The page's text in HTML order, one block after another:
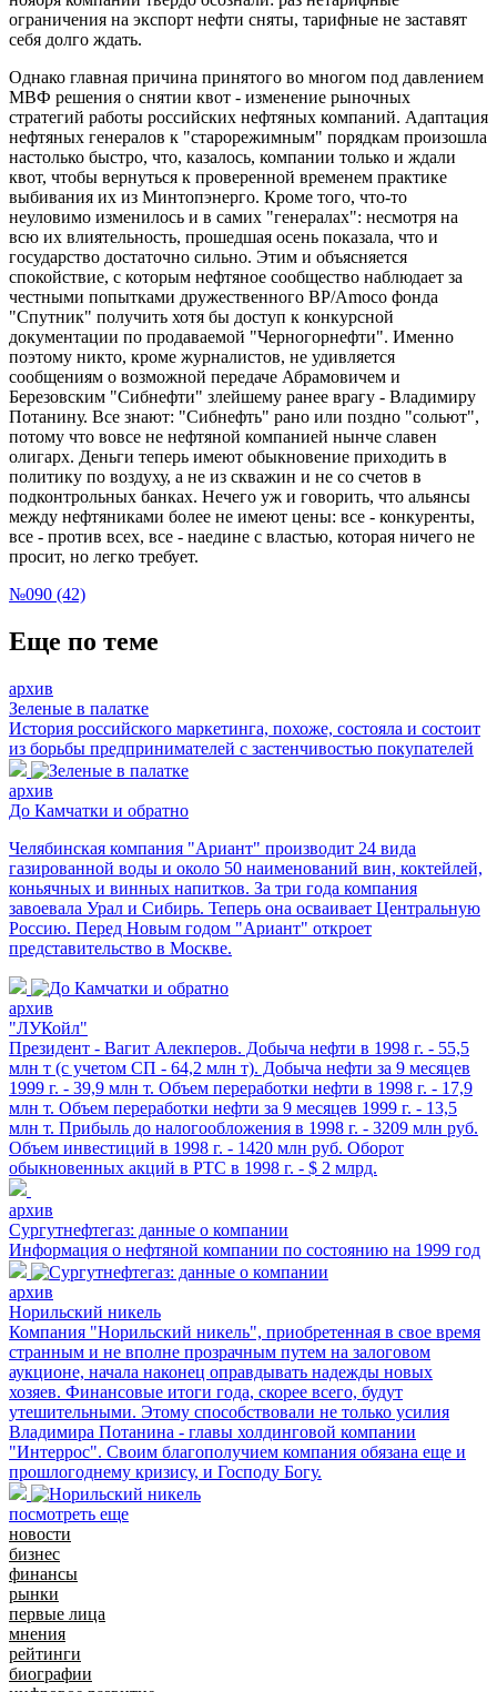
ограничения на экспорт нефти сняты, тарифные не заставят
себя долго ждать.
Однако главная причина принятого во многом под давлением
МВФ решения о снятии квот - изменение рыночных
стратегий работы российских нефтяных компаний. Адаптация
нефтяных генералов к "старорежимным" порядкам произошла
настолько быстро, что, казалось, компании только и ждали
квот, чтобы вернуться к проверенной временем практике
выбивания их из Минтопэнерго. Кроме того, что-то
неуловимо изменилось и в самих "генералах": несмотря на
всю их влиятельность, прошедшая осень показала, что и
государство достаточно сильно. Этим и объясняется
спокойствие, с которым нефтяное сообщество наблюдает за
честными попытками дружественного BP/Amoco фонда
"Спутник" получить хотя бы доступ к конкурсной
документации по продаваемой "Черногорнефти". Именно
поэтому никто, кроме журналистов, не удивляется
сообщениям о возможной передаче Абрамовичем и
Березовским "Сибнефти" злейшему ранее врагу - Владимиру
Потанину. Все знают: "Сибнефть" рано или поздно "сольют",
потому что вовсе не нефтяной компанией нынче славен
олигарх. Деньги теперь имеют обыкновение приходить в
политику по воздуху, а не из скважин и не со счетов в
подконтрольных банках. Нечего уж и говорить, что альянсы
между нефтяниками более не имеют цены: все - конкуренты,
все - против всех, все - наедине с властью, которая ничего не
просит, но легко требует.
№090 (42)
Еще по теме
архив
Зеленые в палатке
История российского маркетинга, похоже, состояла и состоит
из борьбы предпринимателей с застенчивостью покупателей
архив
До Камчатки и обратно
Челябинская компания "Ариант" производит 24 вида
газированной воды и около 50 наименований вин, коктейлей,
коньячных и винных напитков. За три года компания
завоевала Урал и Сибирь. Теперь она осваивает Центральную
Россию. Перед Новым годом "Ариант" откроет
представительство в Москве.
архив
"ЛУКойл"
Президент - Вагит Алекперов. Добыча нефти в 1998 г. - 55,5
млн т (с учетом СП - 64,2 млн т). Добыча нефти за 9 месяцев
1999 г. - 39,9 млн т. Объем переработки нефти в 1998 г. - 17,9
млн т. Объем переработки нефти за 9 месяцев 1999 г. - 13,5
млн т. Прибыль до налогообложения в 1998 г. - 3209 млн руб.
Объем инвестиций в 1998 г. - 1420 млн руб. Оборот
обыкновенных акций в РТС в 1998 г. - $ 2 млрд.
архив
Сургутнефтегаз: данные о компании
Информация о нефтяной компании по состоянию на 1999 год
архив
Норильский никель
Компания "Норильский никель", приобретенная в свое время
странным и не вполне прозрачным путем на залоговом
аукционе, начала наконец оправдывать надежды новых
хозяев. Финансовые итоги года, скорее всего, будут
утешительными. Этому способствовали не только усилия
Владимира Потанина - главы холдинговой компании
"Интеррос". Своим благополучием компания обязана еще и
прошлогоднему кризису, и Господу Богу.
посмотреть еще
новости
бизнес
финансы
рынки
первые лица
мнения
рейтинги
биографии